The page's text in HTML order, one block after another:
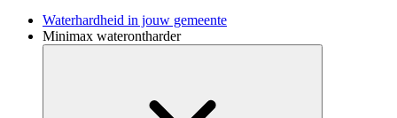
Waterhardheid in jouw gemeente
Minimax waterontharder